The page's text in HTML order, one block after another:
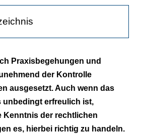
als Basis
zum transparenten Leitfaden
Praxisbegehungen und
der Kontrolle
ausgesetzt. Auch wenn das
unbedingt erfreulich ist,
Kenntnis der rechtlichen
es, hierbei richtig zu handeln.